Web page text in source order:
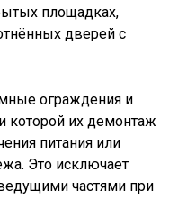
площадках,
дверей с
ограждения и
которой их демонтаж
питания или
Это исключает
частями при